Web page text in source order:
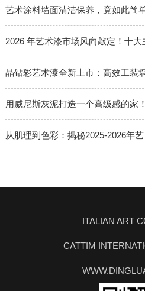
艺术涂料墙面清洁保养，竟如此简
2026 年艺术漆市场风向敲定！十大
晶钻彩艺术漆全新上市：高效工装
用威尼斯灰泥打造一个高级感的家！
从肌理到色彩：揭秘2025-2026年艺
ITALIAN ART
CATTIM